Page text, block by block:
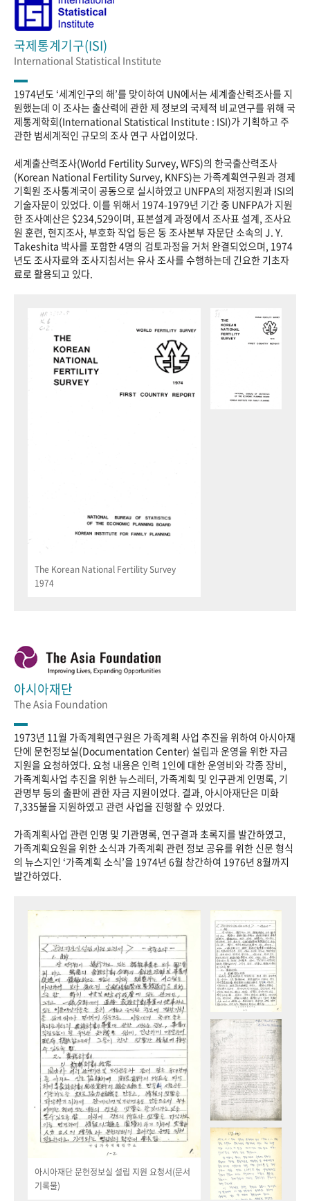
국제통계기구(ISI)
International Statistical Institute
1974년도 ‘세계인구의 해’를 맞이하여 UN에서는 세계출산력조사를 지
원했는데 이 조사는 출산력에 관한 제 정보의 국제적 비교연구를 위해 국
제통계학회(International Statistical Institute : ISI)가 기획하고 주
관한 범세계적인 규모의 조사 연구 사업이었다.
세계출산력조사(World Fertility Survey, WFS)의 한국출산력조사
(Korean National Fertility Survey, KNFS)는 가족계획연구원과 경제
기획원 조사통계국이 공동으로 실시하였고 UNFPA의 재정지원과 ISI의
기술자문이 있었다. 이를 위해서 1974-1979년 기간 중 UNFPA가 지원
한 조사예산은 $234,529이며, 표본설계 과정에서 조사표 설계, 조사요
원 훈련, 현지조사, 부호화 작업 등은 동 조사본부 자문단 소속의 J. Y.
Takeshita 박사를 포함한 4명의 검토과정을 거처 완결되었으며, 1974
년도 조사자료와 조사지침서는 유사 조사를 수행하는데 긴요한 기초자
료로 활용되고 있다.
The Korean National Fertility Survey
1974
아시아재단
The Asia Foundation
1973년 11월 가족계획연구원은 가족계획 사업 추진을 위하여 아시아재
단에 문헌정보실(Documentation Center) 설립과 운영을 위한 자금
지원을 요청하였다. 요청 내용은 인력 1인에 대한 운영비와 각종 장비,
가족계획사업 추진을 위한 뉴스레터, 가족계획 및 인구관계 인명록, 기
관명부 등의 출판에 관한 자금 지원이었다. 결과, 아시아재단은 미화
7,335불을 지원하였고 관련 사업을 진행할 수 있었다.
가족계획사업 관련 인명 및 기관명록, 연구결과 초록지를 발간하였고,
가족계획요원을 위한 소식과 가족계획 관련 정보 공유를 위한 신문 형식
의 뉴스지인 ‘가족계획 소식’을 1974년 6월 창간하여 1976년 8월까지
발간하였다.
아시아재단 문헌정보실 설립 지원 요청서(문서
기록물)